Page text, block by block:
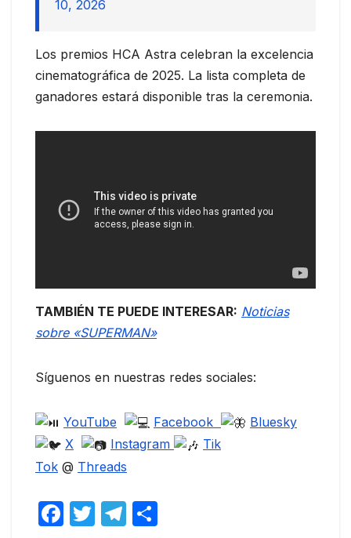
10, 2026
Los premios HCA Astra celebran la excelencia
cinematográfica de 2025. La lista completa de
ganadores estará disponible tras la ceremonia.
TAMBIÉN TE PUEDE INTERESAR: Noticias
sobre «SUPERMAN»
Síguenos en nuestras redes sociales:
YouTube Facebook
Bluesky
X
Instagram
Tik
Tok @ Threads
F
T
T